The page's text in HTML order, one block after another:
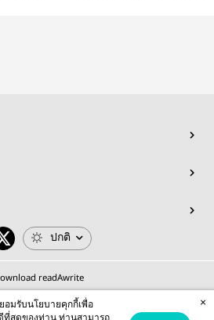
ปกติ
readAwrite
อมรับนโยบายคุกกี้เพื่อ
ที่สุดของท่าน ท่านสามารถ
×